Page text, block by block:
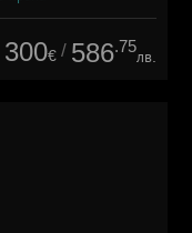
300€ / 586.75
лв.